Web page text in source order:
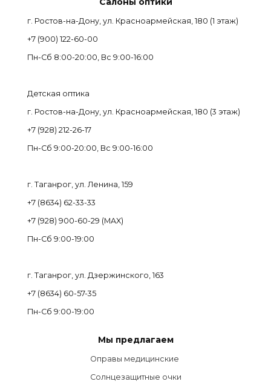
г. Ростов-на-Дону, ул. Красноармейская, 180 (1 этаж)
+7 (900) 122-60-00
Пн-Cб 8:00-20:00, Вс 9:00-16:00
Детская оптика
г. Ростов-на-Дону, ул. Красноармейская, 180 (3 этаж)
+7 (928) 212-26-17
Пн-Cб 9:00-20:00, Вс 9:00-16:00
г. Таганрог, ул. Ленина, 159
+7 (8634) 62-33-33
+7 (928) 900-60-29 (MAX)
Пн-Cб 9:00-19:00
г. Таганрог, ул. Дзержинского, 163
+7 (8634) 60-57-35
Пн-Сб 9:00-19:00
Мы предлагаем
Оправы медицинские
Солнцезащитные очки